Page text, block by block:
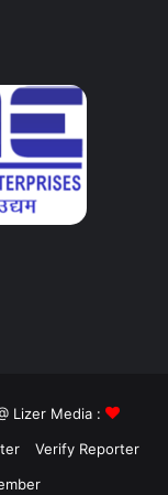
Lizer Media :
Verify Reporter